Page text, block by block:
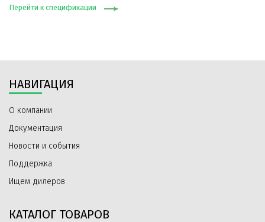
Перейти к спецификации
НАВИГАЦИЯ
О компании
Документация
Новости и события
Поддержка
Ищем дилеров
КАТАЛОГ ТОВАРОВ